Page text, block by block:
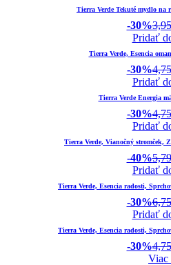
Tierra Verde Tekuté mydlo
-30%
Pridať
Tierra Verde, Esencia
-30%
Pridať
Tierra Verde Energia
-30%
Pridať
Tierra Verde, Vianočný stromček,
-40%
Pridať
Tierra Verde, Esencia radosti,
-30%
Pridať
Tierra Verde, Esencia radosti,
-30%
Viac